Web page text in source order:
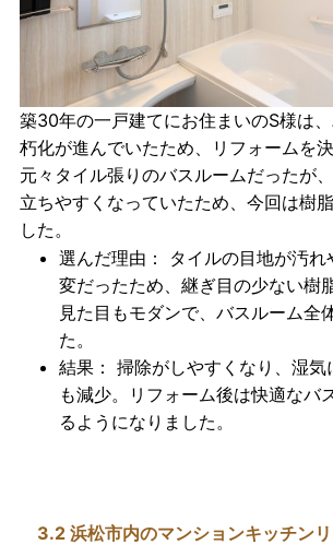
築30年の一戸建てにお住まいのS様は
朽化が進んでいたため、リフォームを決
元々タイル張りのバスルームだったが
立ちやすくなっていたため、今回は樹
した。
選んだ理由 ： タイルの目地が汚
変だったため、継ぎ目の少ない樹
見た目もモダンで、バスルーム全
た。
結果： 掃除がしやすくなり、湿気
も減少。リフォーム後は快適なバ
るようになりました。
3.2 浜松市内のマンションキッチン